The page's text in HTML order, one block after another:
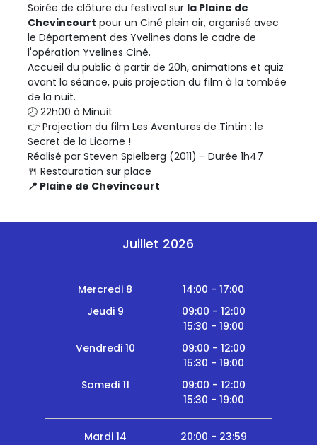
Soirée de clôture du festival sur la Plaine de
Chevincourt pour un Ciné plein air, organisé avec
le Département des Yvelines dans le cadre de
l'opération Yvelines Ciné.
Accueil du public à partir de 20h, animations et quiz
avant la séance, puis projection du film à la tombée
de la nuit.
🕗 22h00 à Minuit
👉 Projection du film Les Aventures de Tintin : le
Secret de la Licorne !
Réalisé par Steven Spielberg (2011) - Durée 1h47
🍴 Restauration sur place
📍 Plaine de Chevincourt
Juillet 2026
Mercredi 8
14:00 - 17:00
Jeudi 9
09:00 - 12:00
15:30 - 19:00
Vendredi 10
09:00 - 12:00
15:30 - 19:00
Samedi 11
09:00 - 12:00
15:30 - 19:00
Mardi 14
20:00 - 23:59